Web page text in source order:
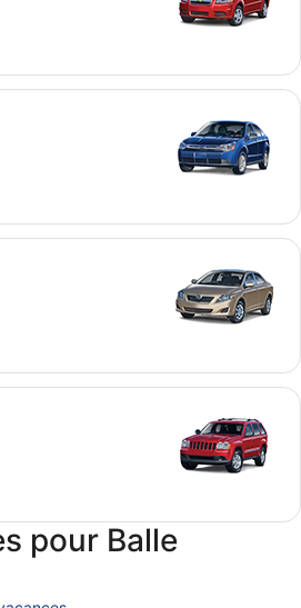
pour Balle